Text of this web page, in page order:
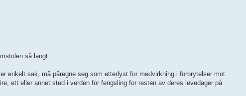
så langt.
enkelt sak, må påregne seg som etterlyst for medvirkning i forbrytelser mot
ett eller annet sted i verden for fengsling for resten av deres levedager på